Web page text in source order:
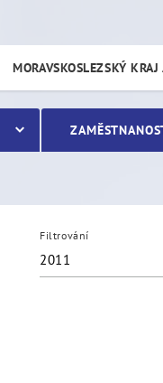
MORAVSKOSLEZSKÝ
Filtrování
2011